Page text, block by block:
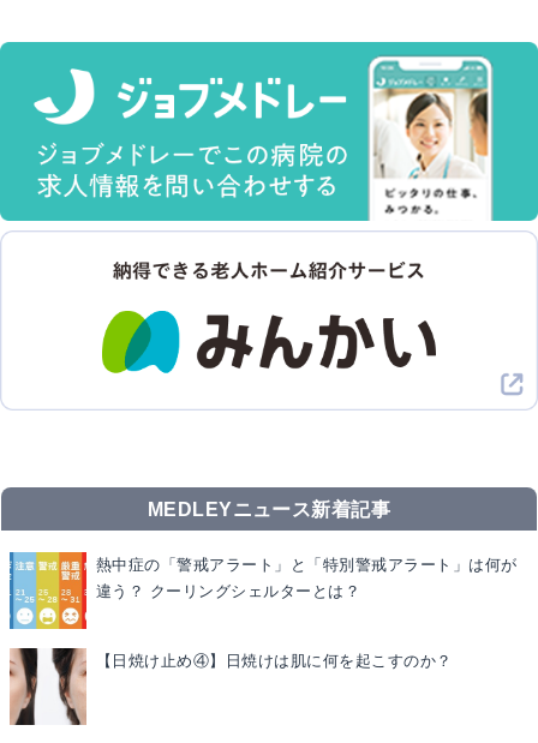
MEDLEYニュース新着記事
熱中症の「警戒アラート」と「特別警戒アラート」は何が
違う？ クーリングシェルターとは？
【日焼け止め④】日焼けは肌に何を起こすのか？